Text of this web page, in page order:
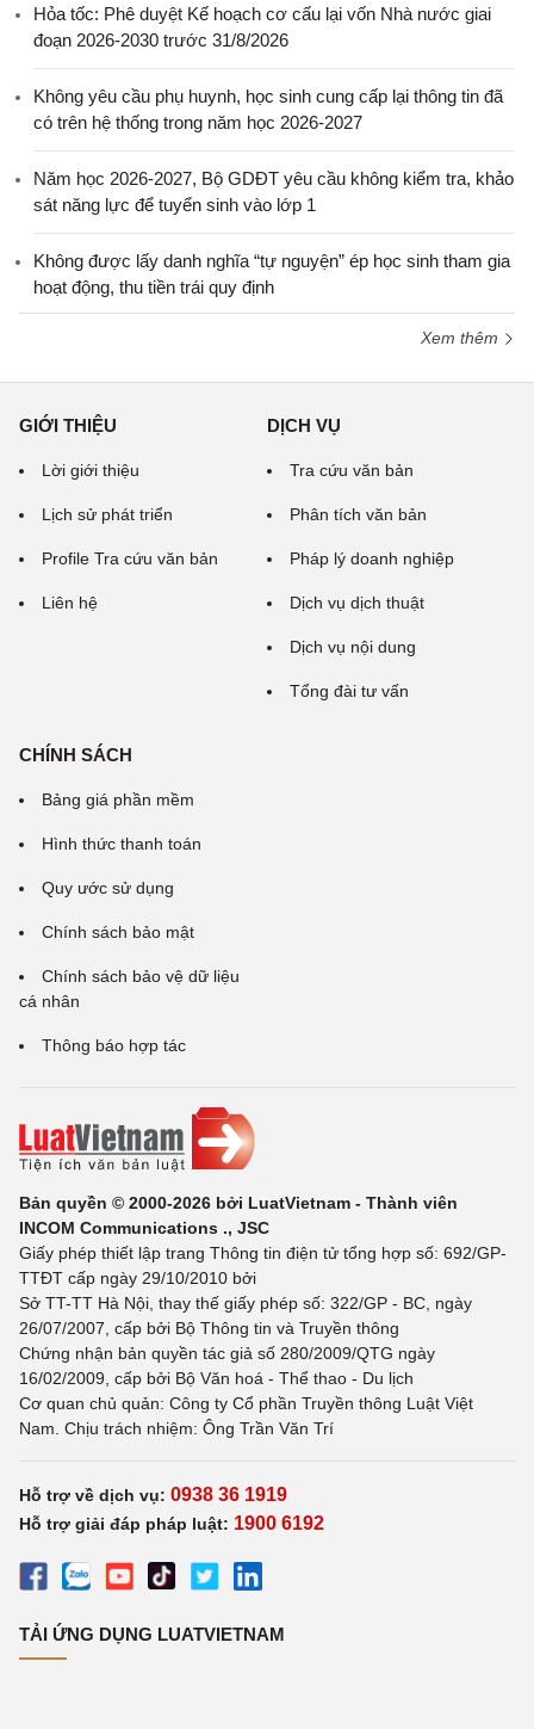
Hỏa tốc: Phê duyệt Kế hoạch cơ cấu lại vốn Nhà nước giai
đoạn 2026-2030 trước 31/8/2026
Không yêu cầu phụ huynh, học sinh cung cấp lại thông tin đã
có trên hệ thống trong năm học 2026-2027
Năm học 2026-2027, Bộ GDĐT yêu cầu không kiểm tra, khảo
sát năng lực để tuyển sinh vào lớp 1
Không được lấy danh nghĩa “tự nguyện” ép học sinh tham gia
hoạt động, thu tiền trái quy định
Xem thêm
GIỚI THIỆU
Lời giới thiệu
Lịch sử phát triển
Profile Tra cứu văn bản
Liên hệ
DỊCH VỤ
Tra cứu văn bản
Phân tích văn bản
Pháp lý doanh nghiệp
Dịch vụ dịch thuật
Dịch vụ nội dung
Tổng đài tư vấn
CHÍNH SÁCH
Bảng giá phần mềm
Hình thức thanh toán
Quy ước sử dụng
Chính sách bảo mật
Chính sách bảo vệ dữ liệu
cá nhân
Thông báo hợp tác
Bản quyền © 2000-2026 bởi LuatVietnam - Thành viên
INCOM Communications ., JSC
Giấy phép thiết lập trang Thông tin điện tử tổng hợp số: 692/GP-
TTĐT cấp ngày 29/10/2010 bởi
Sở TT-TT Hà Nội, thay thế giấy phép số: 322/GP - BC, ngày
26/07/2007, cấp bởi Bộ Thông tin và Truyền thông
Chứng nhận bản quyền tác giả số 280/2009/QTG ngày
16/02/2009, cấp bởi Bộ Văn hoá - Thể thao - Du lịch
Cơ quan chủ quản: Công ty Cổ phần Truyền thông Luật Việt
Nam. Chịu trách nhiệm: Ông Trần Văn Trí
Hỗ trợ về dịch vụ: 0938 36 1919
Hỗ trợ giải đáp pháp luật: 1900 6192
TẢI ỨNG DỤNG LUATVIETNAM